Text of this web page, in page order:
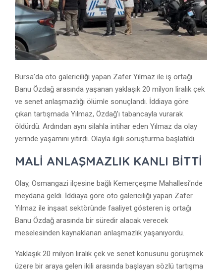
Bursa’da oto galericiliği yapan Zafer Yılmaz ile iş ortağı
Banu Özdağ arasında yaşanan yaklaşık 20 milyon liralık çek
ve senet anlaşmazlığı ölümle sonuçlandı. İddiaya göre
çıkan tartışmada Yılmaz, Özdağ’ı tabancayla vurarak
öldürdü. Ardından aynı silahla intihar eden Yılmaz da olay
yerinde yaşamını yitirdi. Olayla ilgili soruşturma başlatıldı.
MALİ ANLAŞMAZLIK KANLI BİTTİ
Olay, Osmangazi ilçesine bağlı Kemerçeşme Mahallesi’nde
meydana geldi. İddiaya göre oto galericiliği yapan Zafer
Yılmaz ile inşaat sektöründe faaliyet gösteren iş ortağı
Banu Özdağ arasında bir süredir alacak verecek
meselesinden kaynaklanan anlaşmazlık yaşanıyordu.
Yaklaşık 20 milyon liralık çek ve senet konusunu görüşmek
üzere bir araya gelen ikili arasında başlayan sözlü tartışma